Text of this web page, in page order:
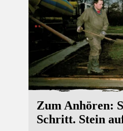
Zum Anhören:
Schritt. Stein